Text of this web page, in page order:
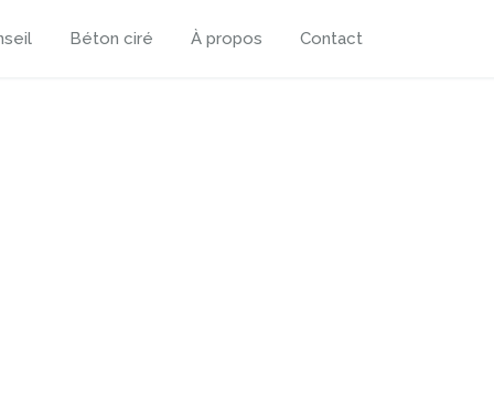
Béton ciré À propos Contact